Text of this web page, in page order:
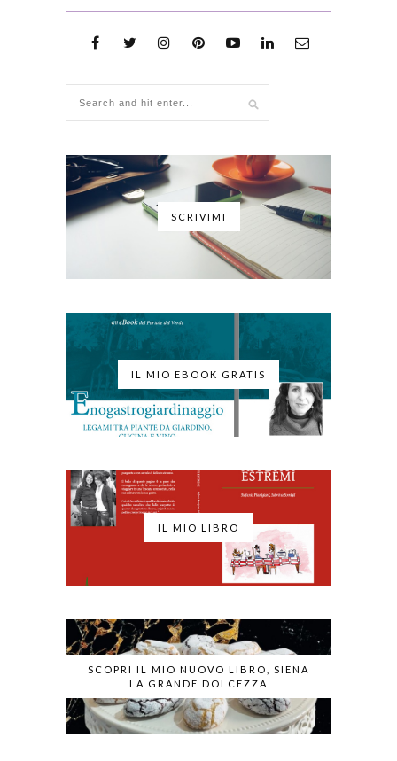
SCRIVIMI
IL MIO EBOOK GRATIS
IL MIO LIBRO
SCOPRI IL MIO NUOVO LIBRO, SIENA
LA GRANDE DOLCEZZA